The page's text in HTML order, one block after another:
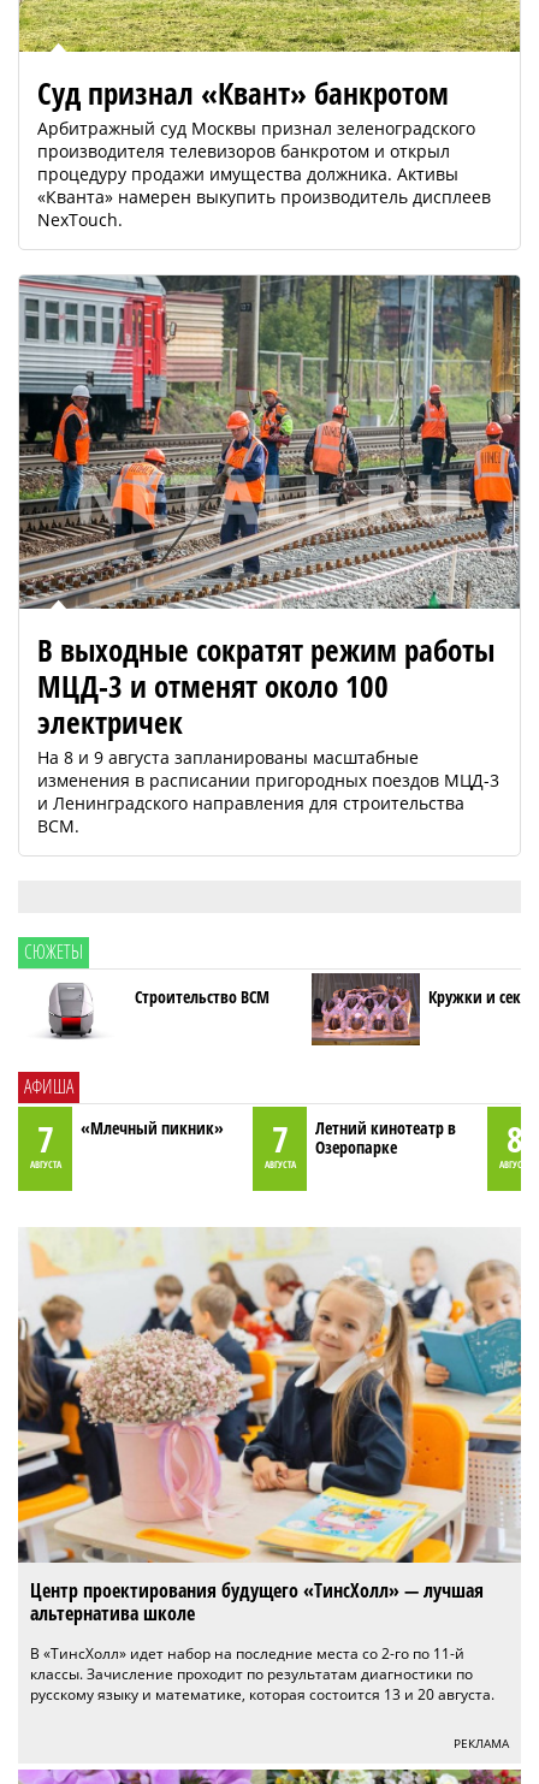
Суд признал «Квант» банкротом
Арбитражный суд Москвы признал зеленоградского
производителя телевизоров банкротом и открыл
процедуру продажи имущества должника. Активы
«Кванта» намерен выкупить производитель дисплеев
NexTouch.
В выходные сократят режим работы
МЦД-3 и отменят около 100
электричек
На 8 и 9 августа запланированы масштабные
изменения в расписании пригородных поездов МЦД-3
и Ленинградского направления для строительства
ВСМ.
СЮЖЕТЫ
Строительство ВСМ Кружки и
АФИША
7
АВГУСТА
«Млечный пикник» 7
АВГУСТА
Летний кинотеатр в
Озеропарке
8
АВГУСТА
Центр проектирования будущего «ТинсХолл» — лучшая
альтернатива школе
В «ТинсХолл» идет набор на последние места со 2-го по 11-й
классы. Зачисление проходит по результатам диагностики по
русскому языку и математике, которая состоится 13 и 20 августа.
РЕКЛАМА